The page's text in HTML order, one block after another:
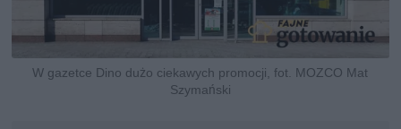
W gazetce Dino dużo ciekawych promocji, fot. MOZCO Mat
Szymański